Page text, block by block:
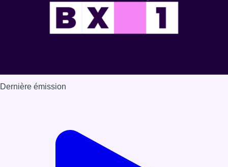
Dernière émission